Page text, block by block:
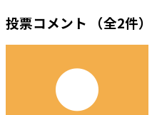
投票コメント （全2件）